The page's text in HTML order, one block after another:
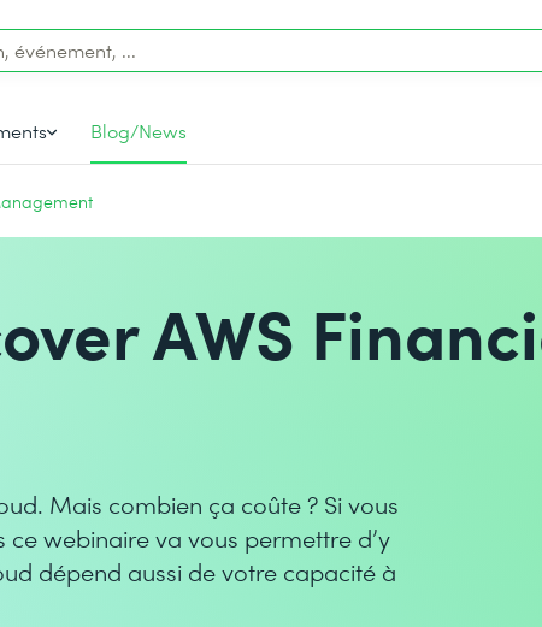
Blog/News
AWS
Mais combien ça coûte ? Si vous
webinaire va vous permettre d’y
dépend aussi de votre capacité à